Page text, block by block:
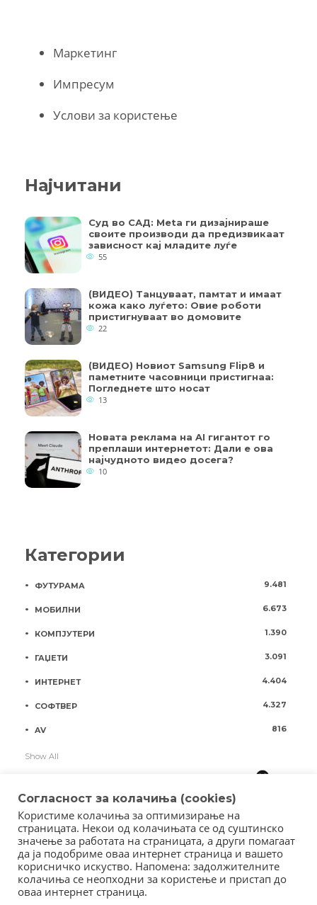
Маркетинг
Импресум
Услови за користење
Најчитани
Суд во САД: Meta ги дизајнираше
своите производи да предизвикаат
зависност кај младите луѓе
55
(ВИДЕО) Танцуваат, памтат и имаат
кожа како луѓето: Овие роботи
пристигнуваат во домовите
22
(ВИДЕО) Новиот Samsung Flip8 и
паметните часовници пристигнаа:
Погледнете што носат
13
Новата реклама на AI гигантот го
преплаши интернетот: Дали е ова
најчудното видео досега?
10
Категории
ФУТУРАМА 9.481
МОБИЛНИ 6.673
КОМПЈУТЕРИ 1.390
ГАЏЕТИ 3.091
ИНТЕРНЕТ 4.404
СОФТВЕР 4.327
AV 816
Show All
Copyright © 2018 - Member of IAB Macedonia
Согласност за колачиња (cookies)
Користиме колачиња за оптимизирање на
страницата. Некои од колачињата се од суштинско
значење за работата на страницата, а други помагаат
да ја подобриме оваа интернет страница и вашето
корисничко искуство. Напомена: задолжителните
колачиња се неопходни за користење и пристап до
оваа интернет страница.